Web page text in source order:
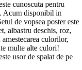
cunoscuta pentru
Acum disponibil in
de vopsea poster este
albastru deschis, roz,
culorilor,
multe alte culori!
usor de spalat de pe